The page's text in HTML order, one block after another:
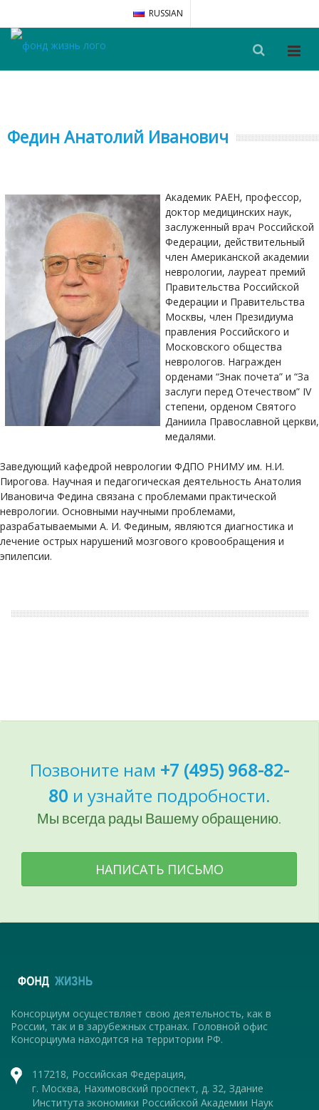
RUSSIAN
Федин Анатолий Иванович
Академик РАЕН, профессор,
доктор медицинских наук,
заслуженный врач Российской
Федерации, действительный
член Американской академии
неврологии, лауреат премий
Правительства Российской
Федерации и Правительства
Москвы, член Президиума
правления Российского и
Московского общества
неврологов. Награжден
орденами “Знак почета” и “За
заслуги перед Отечеством” IV
степени, орденом Святого
Даниила Православной церкви,
медалями.
Заведующий кафедрой неврологии ФДПО РНИМУ им. Н.И.
Пирогова. Научная и педагогическая деятельность Анатолия
Ивановича Федина связана с проблемами практической
неврологии. Основными научными проблемами,
разрабатываемыми А. И. Фединым, являются диагностика и
лечение острых нарушений мозгового кровообращения и
эпилепсии.
Позвоните нам +7 (495) 968-82-
80 и узнайте подробности.
Мы всегда рады Вашему обращению.
НАПИСАТЬ ПИСЬМО
Консорциум осуществляет свою деятельность, как в
России, так и в зарубежных странах. Головной офис
Консорциума находится на территории РФ.
117218, Российская Федерация,
г. Москва, Нахимовский проспект, д. 32, Здание
Института экономики Российской Академии Наук